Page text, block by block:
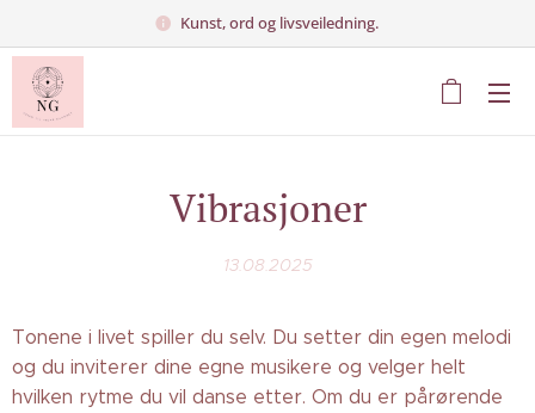
Kunst, ord og livsveiledning.
Vibrasjoner
13.08.2025
Tonene i livet spiller du selv. Du setter din egen melodi
og du inviterer dine egne musikere og velger helt
hvilken rytme du vil danse etter. Om du er pårørende